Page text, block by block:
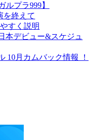
プラ999】
を終えて
すく説明
本デビュー&スケジュ
10月カムバック情報 ！